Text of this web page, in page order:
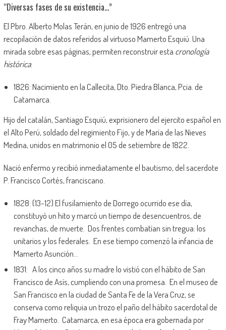
“Diversas fases de su existencia…”
El Pbro. Alberto Molas Terán, en junio de 1926 entregó una
recopilación de datos referidos al virtuoso Mamerto Esquiú. Una
mirada sobre esas páginas, permiten reconstruir esta cronología
histórica:
1826: Nacimiento en la Callecita, Dto. Piedra Blanca, Pcia. de
Catamarca.
Hijo del catalán, Santiago Esquiú, exprisionero del ejercito español en
el Alto Perú, soldado del regimiento Fijo, y de María de las Nieves
Medina, unidos en matrimonio el 05 de setiembre de 1822.
Nació enfermo y recibió inmediatamente el bautismo, del sacerdote
P. Francisco Cortés, franciscano.
1828: (13-12) El fusilamiento de Dorrego ocurrido ese día,
constituyó un hito y marcó un tiempo de desencuentros, de
revanchas, de muerte. Dos frentes combatían sin tregua: los
unitarios y los federales. En ese tiempo comenzó la infancia de
Mamerto Asunción…
1831: A los cinco años su madre lo vistió con el hábito de San
Francisco de Asís, cumpliendo con una promesa. En el museo de
San Francisco en la ciudad de Santa Fe de la Vera Cruz, se
conserva como reliquia un trozo el paño del hábito sacerdotal de
Fray Mamerto. Catamarca, en esa época era gobernada por